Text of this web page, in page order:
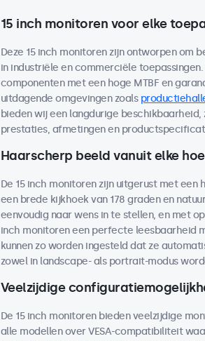
15 inch monitoren voor elke
Deze 15 inch monitoren zijn ontworpen om
in industriële en commerciële
componenten met een hoge MTBF en
uitdagende omgevingen zoals
bieden wij een langdurige
prestaties, afmetingen en
Haarscherp beeld vanuit elke
De 15 inch monitoren zijn uitgerust met
een brede kijkhoek van 178 graden en
eenvoudig naar wens in te stellen, en met
inch monitoren een perfecte leesbaarheid
kunnen zo worden ingesteld dat ze
zowel in landscape- als portrait-modus
Veelzijdige
De 15 inch monitoren bieden veelzijdige
alle modellen over VESA-compatibiliteit